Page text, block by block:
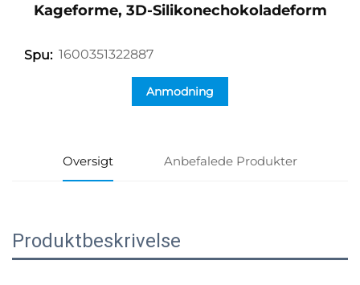
Kageforme, 3D-Silikonechokoladeform
Spu: 1600351322887
Anmodning
Oversigt Anbefalede Produkter
Produktbeskrivelse